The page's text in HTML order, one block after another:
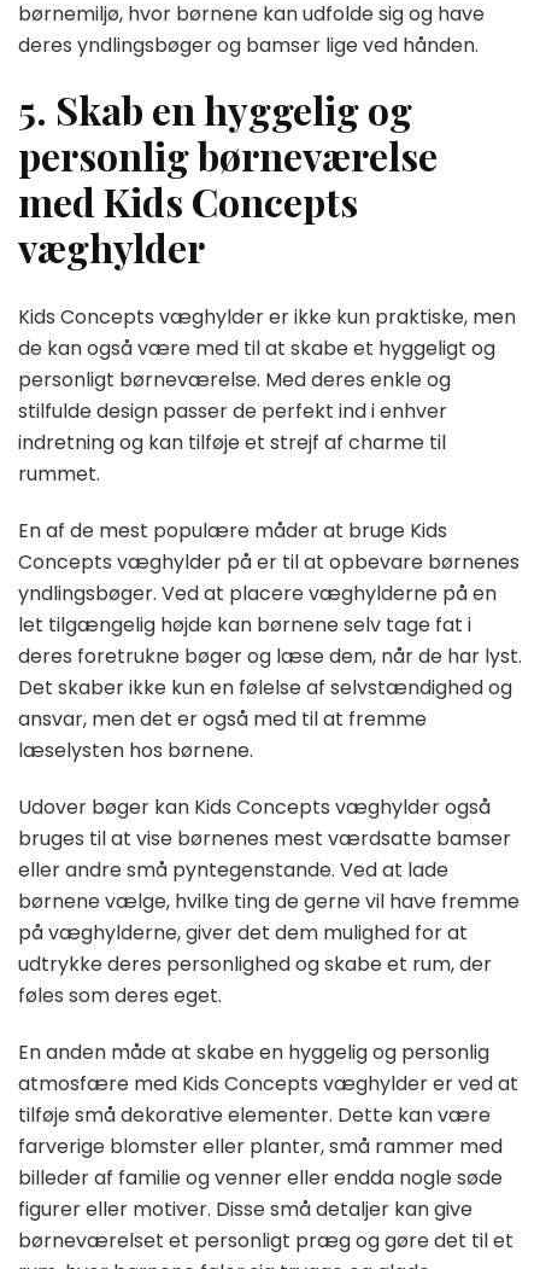
børnemiljø, hvor børnene kan udfolde sig og have
deres yndlingsbøger og bamser lige ved hånden.
5. Skab en hyggelig og
personlig børneværelse
med Kids Concepts
væghylder
Kids Concepts væghylder er ikke kun praktiske, men
de kan også være med til at skabe et hyggeligt og
personligt børneværelse. Med deres enkle og
stilfulde design passer de perfekt ind i enhver
indretning og kan tilføje et strejf af charme til
rummet.
En af de mest populære måder at bruge Kids
Concepts væghylder på er til at opbevare børnenes
yndlingsbøger. Ved at placere væghylderne på en
let tilgængelig højde kan børnene selv tage fat i
deres foretrukne bøger og læse dem, når de har lyst.
Det skaber ikke kun en følelse af selvstændighed og
ansvar, men det er også med til at fremme
læselysten hos børnene.
Udover bøger kan Kids Concepts væghylder også
bruges til at vise børnenes mest værdsatte bamser
eller andre små pyntegenstande. Ved at lade
børnene vælge, hvilke ting de gerne vil have fremme
på væghylderne, giver det dem mulighed for at
udtrykke deres personlighed og skabe et rum, der
føles som deres eget.
En anden måde at skabe en hyggelig og personlig
atmosfære med Kids Concepts væghylder er ved at
tilføje små dekorative elementer. Dette kan være
farverige blomster eller planter, små rammer med
billeder af familie og venner eller endda nogle søde
figurer eller motiver. Disse små detaljer kan give
børneværelset et personligt præg og gøre det til et